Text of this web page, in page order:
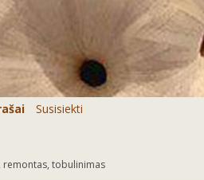
Susisiekti
remontas, tobulinimas